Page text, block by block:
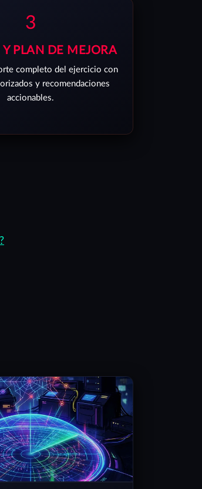
3
Y PLAN DE MEJORA
completo del ejercicio con
y recomendaciones
accionables.